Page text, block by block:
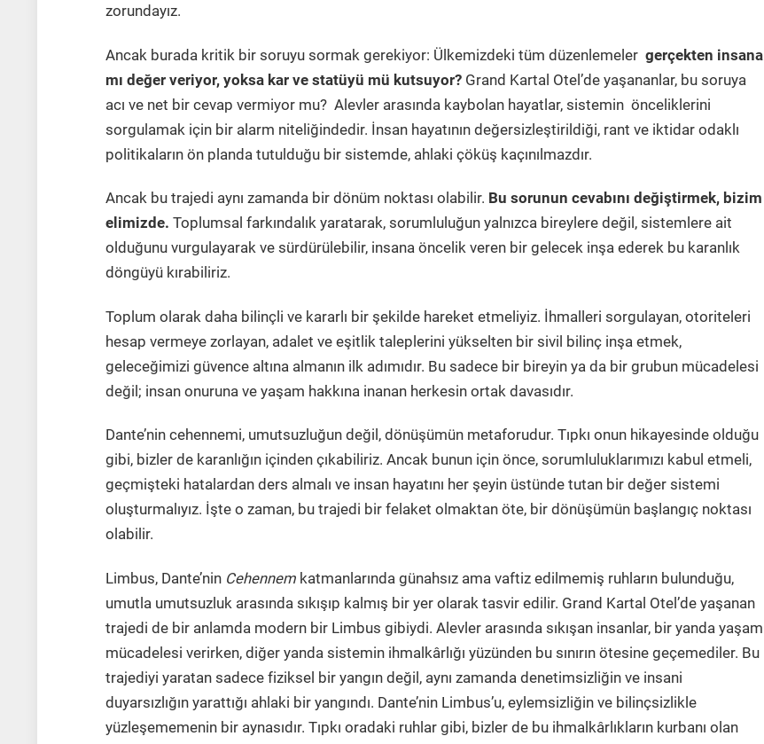
zorundayız.
Ancak burada kritik bir soruyu sormak gerekiyor: Ülkemizdeki tüm düzenlemeler gerçekten insana
mı değer veriyor, yoksa kar ve statüyü mü kutsuyor?Grand Kartal Otel’de yaşananlar, bu soruya
acı ve net bir cevap vermiyor mu? Alevler arasında kaybolan hayatlar, sistemin önceliklerini
sorgulamak için bir alarm niteliğindedir. İnsan hayatının değersizleştirildiği, rant ve iktidar odaklı
politikaların ön planda tutulduğu bir sistemde, ahlaki çöküş kaçınılmazdır.
Ancak bu trajedi aynı zamanda bir dönüm noktası olabilir. Bu sorunun cevabını değiştirmek, bizim
elimizde. Toplumsal farkındalık yaratarak, sorumluluğun yalnızca bireylere değil, sistemlere ait
olduğunu vurgulayarak ve sürdürülebilir, insana öncelik veren bir gelecek inşa ederek bu karanlık
döngüyü kırabiliriz.
Toplum olarak daha bilinçli ve kararlı bir şekilde hareket etmeliyiz. İhmalleri sorgulayan, otoriteleri
hesap vermeye zorlayan, adalet ve eşitlik taleplerini yükselten bir sivil bilinç inşa etmek,
geleceğimizi güvence altına almanın ilk adımıdır. Bu sadece bir bireyin ya da bir grubun mücadelesi
değil; insan onuruna ve yaşam hakkına inanan herkesin ortak davasıdır.
Dante’nin cehennemi, umutsuzluğun değil, dönüşümün metaforudur. Tıpkı onun hikayesinde olduğu
gibi, bizler de karanlığın içinden çıkabiliriz. Ancak bunun için önce, sorumluluklarımızı kabul etmeli,
geçmişteki hatalardan ders almalı ve insan hayatını her şeyin üstünde tutan bir değer sistemi
oluşturmalıyız. İşte o zaman, bu trajedi bir felaket olmaktan öte, bir dönüşümün başlangıç noktası
olabilir.
Limbus, Dante’nin Cehennemkatmanlarında günahsız ama vaftiz edilmemiş ruhların bulunduğu,
umutla umutsuzluk arasında sıkışıp kalmış bir yer olarak tasvir edilir. Grand Kartal Otel’de yaşanan
trajedi de bir anlamda modern bir Limbus gibiydi. Alevler arasında sıkışan insanlar, bir yanda yaşam
mücadelesi verirken, diğer yanda sistemin ihmalkârlığı yüzünden bu sınırın ötesine geçemediler. Bu
trajediyi yaratan sadece fiziksel bir yangın değil, aynı zamanda denetimsizliğin ve insani
duyarsızlığın yarattığı ahlaki bir yangındı. Dante’nin Limbus’u, eylemsizliğin ve bilinçsizlikle
yüzleşememenin bir aynasıdır. Tıpkı oradaki ruhlar gibi, bizler de bu ihmalkârlıkların kurbanı olan